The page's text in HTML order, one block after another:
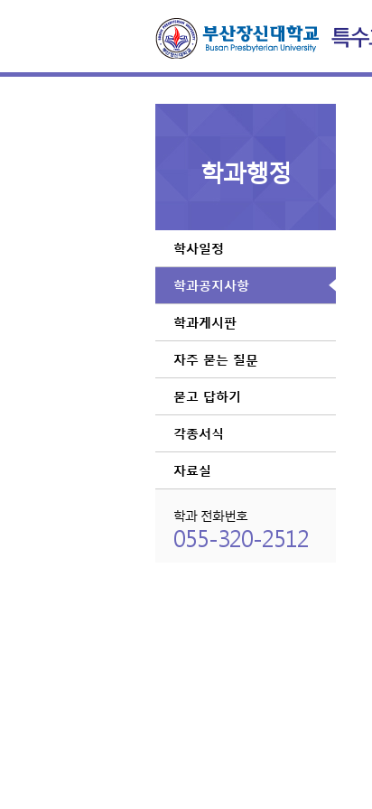
학과행정
학사일정
학과공지사항
학과게시판
자주 묻는 질문
묻고 답하기
각종서식
자료실
학과 전화번호
055-320-2512